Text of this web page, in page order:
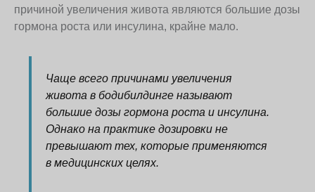
причиной увеличения живота являются большие дозы
гормона роста или инсулина, крайне мало.
Чаще всего причинами увеличения
живота в бодибилдинге называют
большие дозы гормона роста и инсулина.
Однако на практике дозировки не
превышают тех, которые применяются
в медицинских целях.